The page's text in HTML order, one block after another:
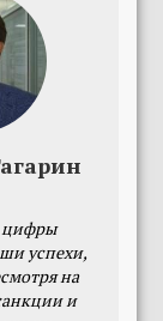
цифры
успехи,
на
и